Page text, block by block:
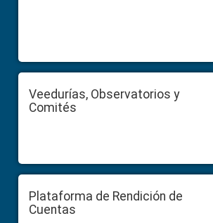
Veedurías, Observatorios y
Comités
Plataforma de Rendición de
Cuentas